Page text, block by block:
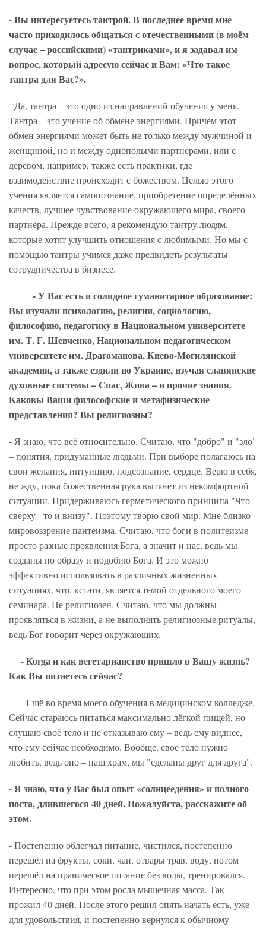
- Вы интересуетесь тантрой. В последнее время мне
часто приходилось общаться с отечественными (в моём
случае – российскими) «тантриками», и я задавал им
вопрос, который адресую сейчас и Вам: «Что такое
тантра для Вас?».
- Да, тантра – это одно из направлений обучения у меня.
Тантра – это учение об обмене энергиями. Причём этот
обмен энергиями может быть не только между мужчиной и
женщиной, но и между однополыми партнёрами, или с
деревом, например, также есть практики, где
взаимодействие происходит с божеством. Целью этого
учения является самопознание, приобретение определённых
качеств, лучшее чувствование окружающего мира, своего
партнёра. Прежде всего, я рекомендую тантру людям,
которые хотят улучшить отношения с любимыми. Но мы с
помощью тантры учимся даже предвидеть результаты
сотрудничества в бизнесе.
- У Вас есть и солидное гуманитарное образование:
Вы изучали психологию, религии, социологию,
философию, педагогику в Национальном университете
им. Т. Г. Шевченко, Национальном педагогическом
университете им. Драгоманова, Киево-Могилянской
академии, а также ездили по Украине, изучая славянские
духовные системы – Спас, Жива – и прочие знания.
Каковы Ваши философские и метафизические
представления? Вы религиозны?
- Я знаю, что всё относительно. Считаю, что "добро" и "зло"
– понятия, придуманные людьми. При выборе полагаюсь на
свои желания, интуицию, подсознание, сердце. Верю в себя,
не жду, пока божественная рука вытянет из некомфортной
ситуации. Придерживаюсь герметического принципа "Что
сверху - то и внизу". Поэтому творю свой мир. Мне близко
мировоззрение пантеизма. Считаю, что боги в политеизме –
просто разные проявления Бога, а значит и нас, ведь мы
созданы по образу и подобию Бога. И это можно
эффективно использовать в различных жизненных
ситуациях, что, кстати, является темой отдельного моего
семинара. Не религиозен. Считаю, что мы должны
проявляться в жизни, а не выполнять религиозные ритуалы,
ведь Бог говорит через окружающих.
- Когда и как вегетарианство пришло в Вашу жизнь?
Как Вы питаетесь сейчас?
- Ещё во время моего обучения в медицинском колледже.
Сейчас стараюсь питаться максимально лёгкой пищей, но
слушаю своё тело и не отказываю ему – ведь ему виднее,
что ему сейчас необходимо. Вообще, своё тело нужно
любить, ведь оно – наш храм, мы "сделаны друг для друга".
- Я знаю, что у Вас был опыт «солнцеедения» и полного
поста, длившегося 40 дней. Пожалуйста, расскажите об
этом.
- Постепенно облегчал питание, чистился, постепенно
перешёл на фрукты, соки, чаи, отвары трав, воду, потом
перешёл на праническое питание без воды, тренировался.
Интересно, что при этом росла мышечная масса. Так
прожил 40 дней. После этого решил опять начать есть, уже
для удовольствия, и постепенно вернулся к обычному